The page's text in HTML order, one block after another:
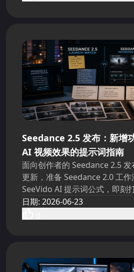
Seedance 2.5 发布：新增
AI 视频效果的提示词指南
面向创作者的 Seedance 2.5
更新，准备 Seedance 2.0 工作
SeeVido AI 提示词公式，即刻
日期: 2026-06-23